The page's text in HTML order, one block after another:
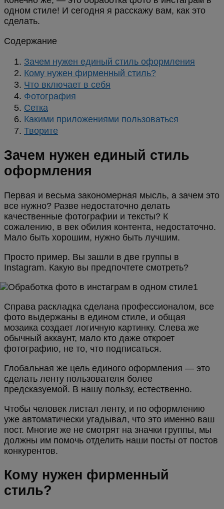
одном стиле! И сегодня я расскажу вам, как это
сделать.
Содержание
Зачем нужен единый стиль оформления
Кому нужен фирменный стиль?
Что включает в себя
Фотография
Сетка
Какими приложениями пользоваться
Творите
Зачем нужен единый стиль
оформления
Первая и весьма закономерная мысль, а зачем это
все нужно? Разве недостаточно делать
качественные фотографии и тексты? К
сожалению, в век обилия контента, недостаточно.
Мало быть хорошим, нужно быть лучшим.
Просто пример. Вы зашли в две группы в
Instagram. Какую вы предпочтете смотреть?
Справа раскладка сделана профессионалом, все
фото выдержаны в едином стиле, и общая
мозаика создает логичную картинку. Слева же
обычный аккаунт, мало кто даже откроет
фотографию, не то, что подписаться.
Глобальная же цель единого оформления — это
сделать ленту пользователя более
предсказуемой. В нашу пользу, естественно.
Чтобы человек листал ленту, и по оформлению
уже автоматически угадывал, что это именно ваш
пост. Многие же не смотрят на значки группы, мы
должны им помочь отделить наши посты от постов
конкурентов.
Кому нужен фирменный
стиль?